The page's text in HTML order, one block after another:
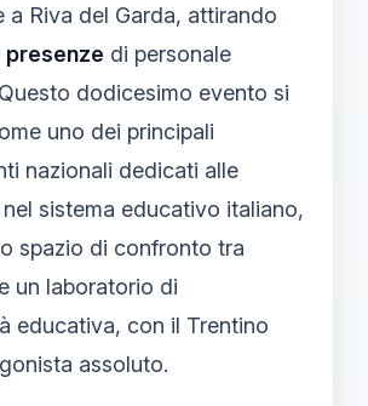
a Riva del Garda, attirando
presenze di personale
dodicesimo evento si
uno dei principali
nazionali dedicati alle
sistema educativo italiano,
spazio di confronto tra
un laboratorio di
educativa, con il Trentino
assoluto.